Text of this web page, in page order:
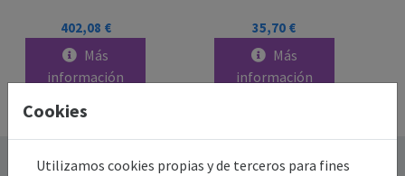
402,08 €
Más
información
35,70 €
Más
información
Destacado
Cookies
Utilizamos cookies propias y de terceros para fines